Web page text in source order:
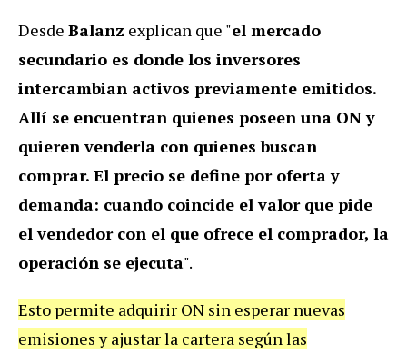
Desde Balanz explican que "el mercado
secundario es donde los inversores
intercambian activos previamente emitidos.
Allí se encuentran quienes poseen una ON y
quieren venderla con quienes buscan
comprar. El precio se define por oferta y
demanda: cuando coincide el valor que pide
el vendedor con el que ofrece el comprador, la
operación se ejecuta".
Esto permite adquirir ON sin esperar nuevas
emisiones y ajustar la cartera según las